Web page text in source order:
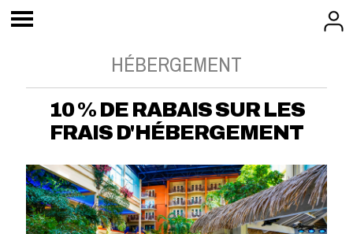
HÉBERGEMENT
10 % DE RABAIS SUR LES
FRAIS D'HÉBERGEMENT